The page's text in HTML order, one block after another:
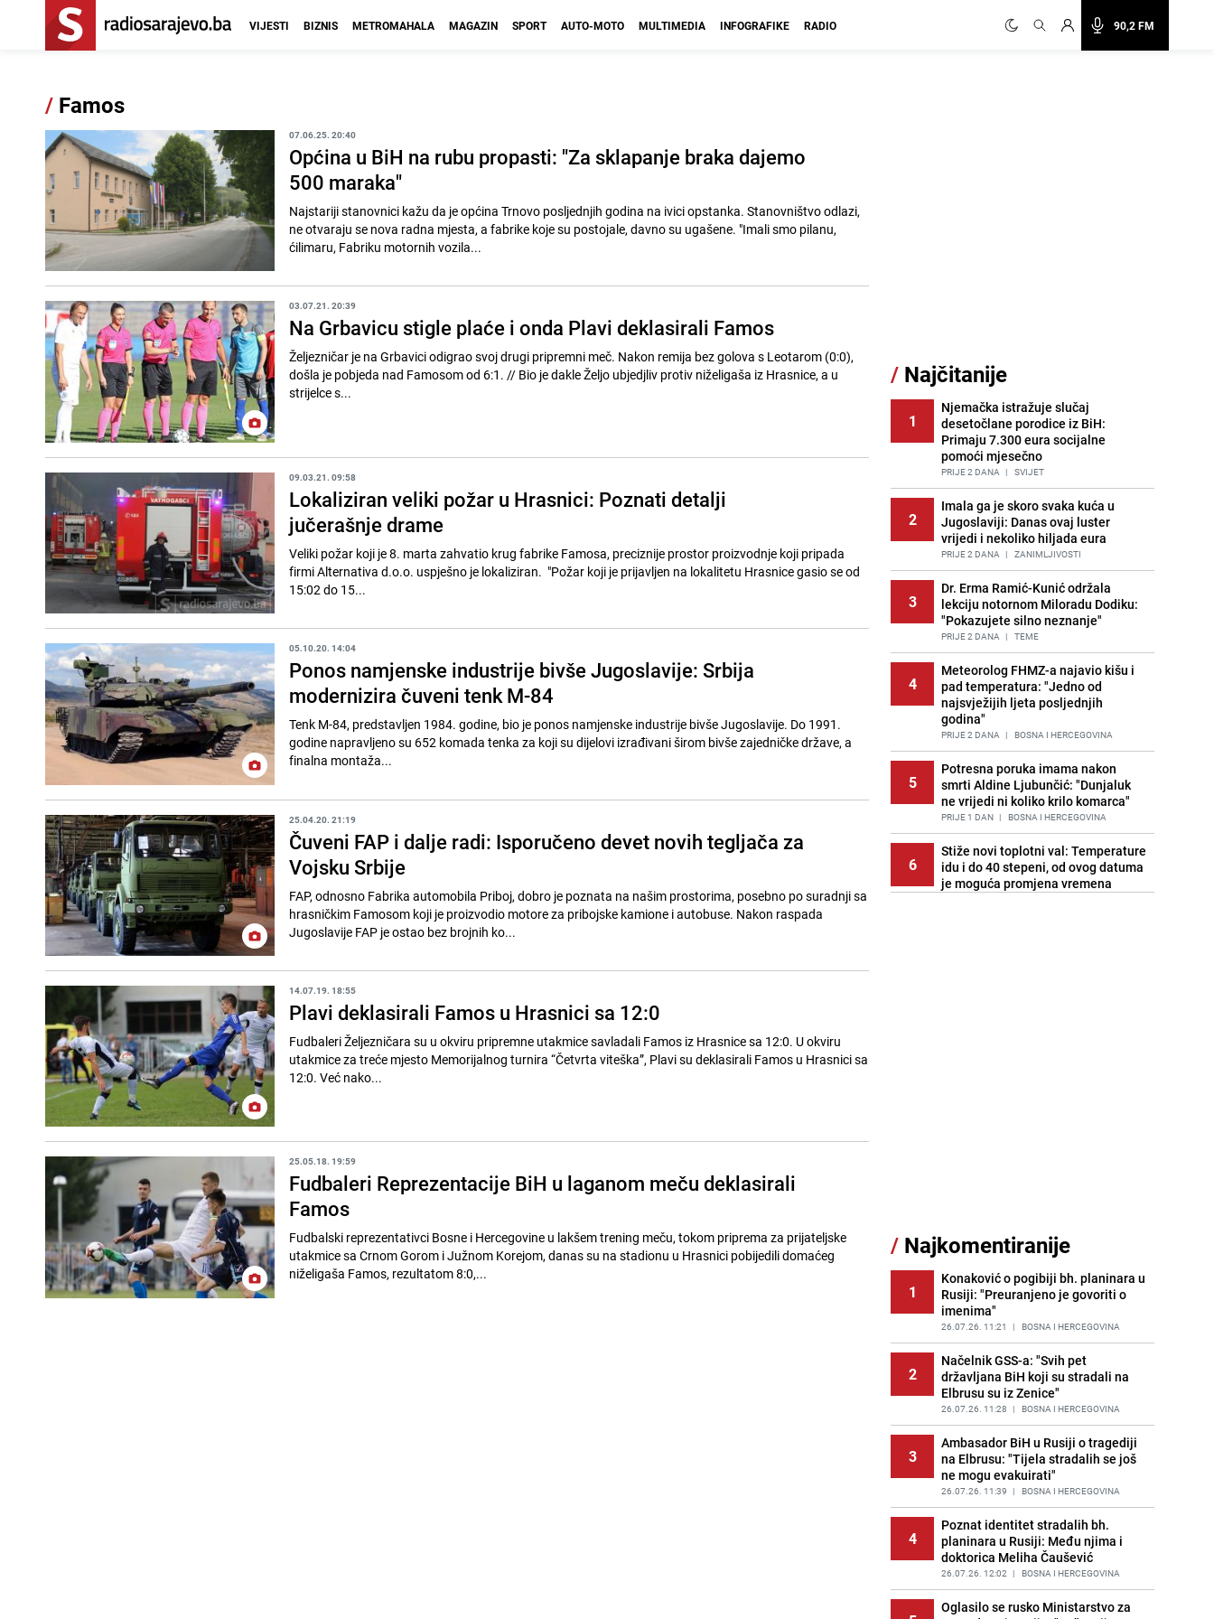
90,2 FM
VIJESTI BIZNIS METROMAHALA MAGAZIN SPORT AUTO-MOTO MULTIMEDIA INFOGRAFIKE RADIO
/ Famos
07.06.25. 20:40
Općina u BiH na rubu propasti: "Za sklapanje braka dajemo
500 maraka"
Najstariji stanovnici kažu da je općina Trnovo posljednjih godina na ivici opstanka. Stanovništvo odlazi,
ne otvaraju se nova radna mjesta, a fabrike koje su postojale, davno su ugašene. "Imali smo pilanu,
ćilimaru, Fabriku motornih vozila...
03.07.21. 20:39
Na Grbavicu stigle plaće i onda Plavi deklasirali Famos
Željezničar je na Grbavici odigrao svoj drugi pripremni meč. Nakon remija bez golova s Leotarom (0:0),
došla je pobjeda nad Famosom od 6:1. // Bio je dakle Željo ubjedjliv protiv niželigaša iz Hrasnice, a u
strijelce s...
09.03.21. 09:58
Lokaliziran veliki požar u Hrasnici: Poznati detalji
jučerašnje drame
Veliki požar koji je 8. marta zahvatio krug fabrike Famosa, preciznije prostor proizvodnje koji pripada
firmi Alternativa d.o.o. uspješno je lokaliziran. "Požar koji je prijavljen na lokalitetu Hrasnice gasio se od
15:02 do 15...
05.10.20. 14:04
Ponos namjenske industrije bivše Jugoslavije: Srbija
modernizira čuveni tenk M-84
Tenk M-84, predstavljen 1984. godine, bio je ponos namjenske industrije bivše Jugoslavije. Do 1991.
godine napravljeno su 652 komada tenka za koji su dijelovi izrađivani širom bivše zajedničke države, a
finalna montaža...
25.04.20. 21:19
Čuveni FAP i dalje radi: Isporučeno devet novih tegljača za
Vojsku Srbije
FAP, odnosno Fabrika automobila Priboj, dobro je poznata na našim prostorima, posebno po suradnji sa
hrasničkim Famosom koji je proizvodio motore za pribojske kamione i autobuse. Nakon raspada
Jugoslavije FAP je ostao bez brojnih ko...
14.07.19. 18:55
Plavi deklasirali Famos u Hrasnici sa 12:0
Fudbaleri Željezničara su u okviru pripremne utakmice savladali Famos iz Hrasnice sa 12:0. U okviru
utakmice za treće mjesto Memorijalnog turnira “Četvrta viteška”, Plavi su deklasirali Famos u Hrasnici sa
12:0. Već nako...
25.05.18. 19:59
Fudbaleri Reprezentacije BiH u laganom meču deklasirali
Famos
Fudbalski reprezentativci Bosne i Hercegovine u lakšem trening meču, tokom priprema za prijateljske
utakmice sa Crnom Gorom i Južnom Korejom, danas su na stadionu u Hrasnici pobijedili domaćeg
niželigaša Famos, rezultatom 8:0,...
/ Najčitanije
1
Njemačka istražuje slučaj
desetočlane porodice iz BiH:
Primaju 7.300 eura socijalne
pomoći mjesečno
PRIJE 2 DANA | SVIJET
2
Imala ga je skoro svaka kuća u
Jugoslaviji: Danas ovaj luster
vrijedi i nekoliko hiljada eura
PRIJE 2 DANA | ZANIMLJIVOSTI
3
Dr. Erma Ramić-Kunić održala
lekciju notornom Miloradu Dodiku:
"Pokazujete silno neznanje"
PRIJE 2 DANA | TEME
4
Meteorolog FHMZ-a najavio kišu i
pad temperatura: "Jedno od
najsvježijih ljeta posljednjih
godina"
PRIJE 2 DANA | BOSNA I HERCEGOVINA
5
Potresna poruka imama nakon
smrti Aldine Ljubunčić: "Dunjaluk
ne vrijedi ni koliko krilo komarca"
PRIJE 1 DAN | BOSNA I HERCEGOVINA
6
Stiže novi toplotni val: Temperature
idu i do 40 stepeni, od ovog datuma
je moguća promjena vremena
11
Lažne novčanice preplavljuju
tržište: Ove eure najčešće
pokušavaju podvaliti
PRIJE OKO 19H | SVIJET
12
Recept za brze uštipke: Ne upijaju
ulje i gotovi su za 30 minuta
PRIJE 1 DAN | RECEPTI
Imate tikvice i piletinu? Napravite
ovaj brzi ručak iz jedne tave
PRIJE OKO 22H | RECEPTI
14
Jedan od najvećih gradova nije na
listi: Ovo su lokacije prvih Lidl
prodavnica u BiH
PRIJE 1 DAN | BOSNA I HERCEGOVINA
15
Gosti iz Njemačke napravili požar u
apartmanu u Istri, vlasniku se
smijali i pokazivali srednji prst
PRIJE 2 DANA | REGIJA
/ Najkomentiranije
1
Konaković o pogibiji bh. planinara u
Rusiji: "Preuranjeno je govoriti o
imenima"
26.07.26. 11:21 | BOSNA I HERCEGOVINA
2
Načelnik GSS-a: "Svih pet
državljana BiH koji su stradali na
Elbrusu su iz Zenice"
26.07.26. 11:28 | BOSNA I HERCEGOVINA
3
Ambasador BiH u Rusiji o tragediji
na Elbrusu: "Tijela stradalih se još
ne mogu evakuirati"
26.07.26. 11:39 | BOSNA I HERCEGOVINA
4
Poznat identitet stradalih bh.
planinara u Rusiji: Među njima i
doktorica Meliha Čaušević
26.07.26. 12:02 | BOSNA I HERCEGOVINA
Oglasilo se rusko Ministarstvo za